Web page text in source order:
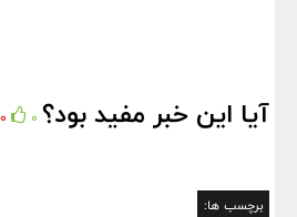
آیا این خبر مفید بود؟ 0
0
برچسب ها: